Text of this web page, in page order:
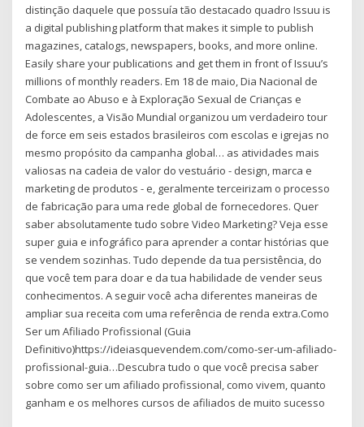
distinção daquele que possuía tão destacado quadro Issuu is
a digital publishing platform that makes it simple to publish
magazines, catalogs, newspapers, books, and more online.
Easily share your publications and get them in front of Issuu’s
millions of monthly readers. Em 18 de maio, Dia Nacional de
Combate ao Abuso e à Exploração Sexual de Crianças e
Adolescentes, a Visão Mundial organizou um verdadeiro tour
de force em seis estados brasileiros com escolas e igrejas no
mesmo propósito da campanha global… as atividades mais
valiosas na cadeia de valor do vestuário - design, marca e
marketing de produtos - e, geralmente terceirizam o processo
de fabricação para uma rede global de fornecedores. Quer
saber absolutamente tudo sobre Video Marketing? Veja esse
super guia e infográfico para aprender a contar histórias que
se vendem sozinhas. Tudo depende da tua persistência, do
que você tem para doar e da tua habilidade de vender seus
conhecimentos. A seguir você acha diferentes maneiras de
ampliar sua receita com uma referência de renda extra.Como
Ser um Afiliado Profissional (Guia
Definitivo)https://ideiasquevendem.com/como-ser-um-afiliado-
profissional-guia…Descubra tudo o que você precisa saber
sobre como ser um afiliado profissional, como vivem, quanto
ganham e os melhores cursos de afiliados de muito sucesso